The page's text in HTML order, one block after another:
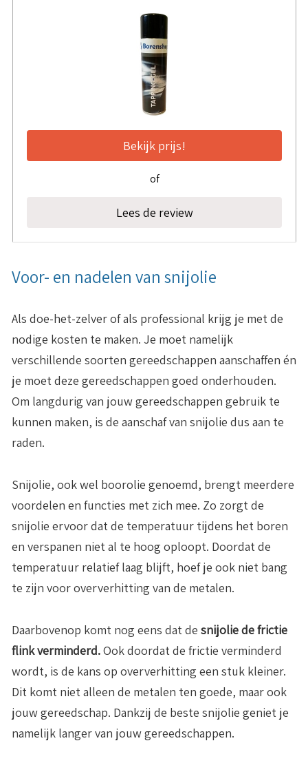
Bekijk prijs!
of
Lees de review
Voor- en nadelen van snijolie
Als doe-het-zelver of als professional krijg je met de
nodige kosten te maken. Je moet namelijk
verschillende soorten gereedschappen aanschaffen én
je moet deze gereedschappen goed onderhouden.
Om langdurig van jouw gereedschappen gebruik te
kunnen maken, is de aanschaf van snijolie dus aan te
raden.
Snijolie, ook wel boorolie genoemd, brengt meerdere
voordelen en functies met zich mee. Zo zorgt de
snijolie ervoor dat de temperatuur tijdens het boren
en verspanen niet al te hoog oploopt. Doordat de
temperatuur relatief laag blijft, hoef je ook niet bang
te zijn voor oververhitting van de metalen.
Daarbovenop komt nog eens dat de snijolie de frictie
flink verminderd.Ook doordat de frictie verminderd
wordt, is de kans op oververhitting een stuk kleiner.
Dit komt niet alleen de metalen ten goede, maar ook
jouw gereedschap. Dankzij de beste snijolie geniet je
namelijk langer van jouw gereedschappen.